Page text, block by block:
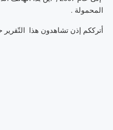
المحمولة .
أترككم إذن تشاهدون هذا